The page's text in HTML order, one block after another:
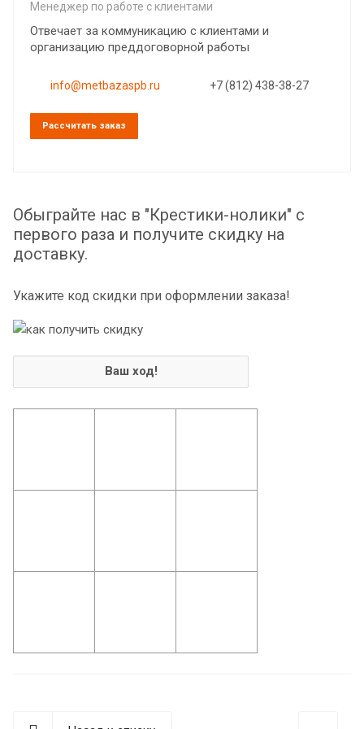
Менеджер по работе с клиентами
Отвечает за коммуникацию с клиентами и
организацию преддоговорной работы
info@metbazaspb.ru +7 (812) 438-38-27
Рассчитать заказ
Обыграйте нас в "Крестики-нолики" с
первого раза и получите скидку на
доставку.
Укажите код скидки при оформлении заказа!
Ваш ход!